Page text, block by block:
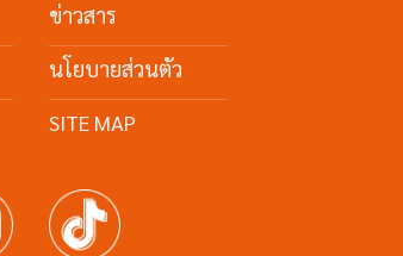
ข่าวสาร
นโยบายส่วนตัว
SITE MAP